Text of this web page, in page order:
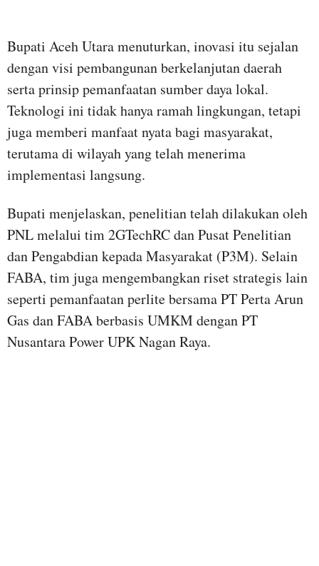
Bupati Aceh Utara menuturkan, inovasi itu sejalan
dengan visi pembangunan berkelanjutan daerah
serta prinsip pemanfaatan sumber daya lokal.
Teknologi ini tidak hanya ramah lingkungan, tetapi
juga memberi manfaat nyata bagi masyarakat,
terutama di wilayah yang telah menerima
implementasi langsung.
Bupati menjelaskan, penelitian telah dilakukan oleh
PNL melalui tim 2GTechRC dan Pusat Penelitian
dan Pengabdian kepada Masyarakat (P3M). Selain
FABA, tim juga mengembangkan riset strategis lain
seperti pemanfaatan perlite bersama PT Perta Arun
Gas dan FABA berbasis UMKM dengan PT
Nusantara Power UPK Nagan Raya.